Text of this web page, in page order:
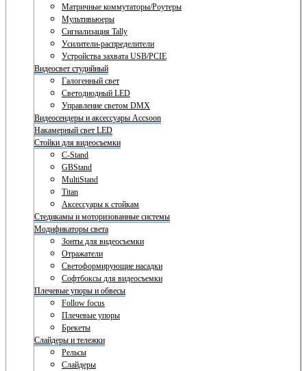
Матричные коммутаторы/Роутеры
Мультивьюеры
Сигнализация Tally
Усилители-распределители
Устройства захвата USB/PCIE
Видеосвет студийный
Галогенный свет
Светодиодный LED
Управление светом DMX
Видеосендеры и аксессуары Accsoon
Накамерный свет LED
Стойки для видеосъемки
C-Stand
GBStand
MultiStand
Titan
Аксессуары к стойкам
Стедикамы и моторизованные системы
Модификаторы света
Зонты для видеосъемки
Отражатели
Светоформирующие насадки
Софтбоксы для видеосъемки
Плечевые упоры и обвесы
Follow focus
Плечевые упоры
Брекеты
Слайдеры и тележки
Рельсы
Слайдеры